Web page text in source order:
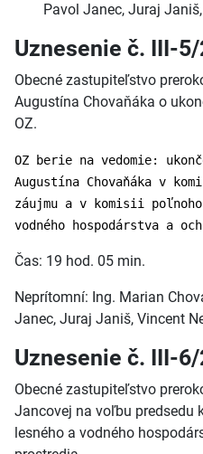
Pavol Janec, Juraj
Uznesenie č. III-
Obecné zastupiteľstvo
Augustína Chovaňáka o
OZ.
OZ berie na vedomie:
Augustína Chovaňáka v
záujmu a v komisii
vodného hospodárstva a
Čas: 19 hod. 05 min.
Neprítomní: Ing. Marian
Janec, Juraj Janiš, Vincent
Uznesenie č. III-
Obecné zastupiteľstvo
Jancovej na voľbu predsedu
lesného a vodného